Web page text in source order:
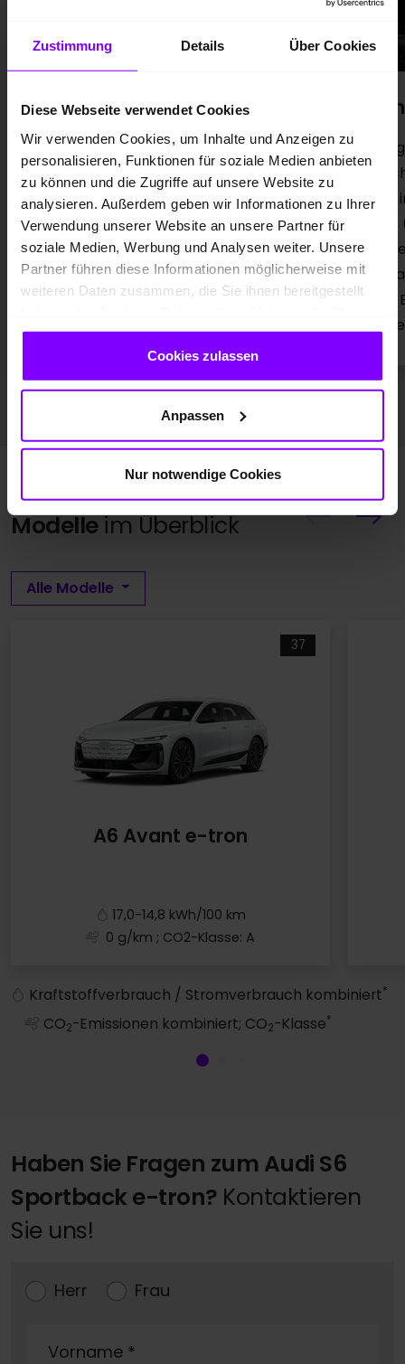
Zustimmung Details Über Cookies
Diese Webseite verwendet Cookies
Wir verwenden Cookies, um Inhalte und Anzeigen zu
personalisieren, Funktionen für soziale Medien anbieten
zu können und die Zugriffe auf unsere Website zu
analysieren. Außerdem geben wir Informationen zu Ihrer
Verwendung unserer Website an unsere Partner für
soziale Medien, Werbung und Analysen weiter. Unsere
Partner führen diese Informationen möglicherweise mit
weiteren Daten zusammen, die Sie ihnen bereitgestellt
gesammelt haben.
Cookies zulassen
Anpassen
Nur notwendige Cookies
Durchgehendes
Leuchtenband und
beleuchtete Audi Ringe
Das Heck wird in seiner Breite durch
das durchgehende Leuchtenband und
den markanten Dachkantenspoiler
betont. Für eine dynamische
und die beleuchteten Audi Ring
und
Alle Audi e-tron
Modelleim Überblick
Alle Modelle
37
A6 Avant e-tron
17,0-14,8 kWh/100 km
0 g/km; CO2-Klasse: A
Kraftstoffverbrauch / Stromverbrauch kombiniert*
CO2-Emissionen kombiniert; CO2-Klasse*
Haben Sie Fragen zum Audi S6
Sportback e-tron? Kontaktieren
Sie uns!
Herr Frau
Vorname *